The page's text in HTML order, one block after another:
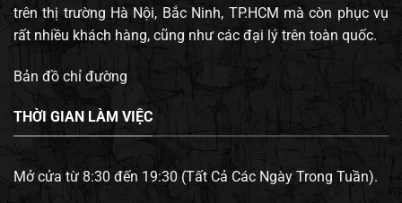
trên thị trường Hà Nội, Bắc Ninh, TP.HCM mà còn phục vụ
rất nhiều khách hàng, cũng như các đại lý trên toàn quốc.
Bản đồ chỉ đường
THỜI GIAN LÀM VIỆC
Mở cửa từ 8:30 đến 19:30 (Tất Cả Các Ngày Trong Tuần).